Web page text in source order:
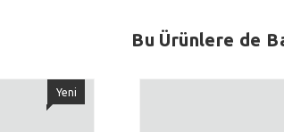
Bu Ürünlere de
Yeni